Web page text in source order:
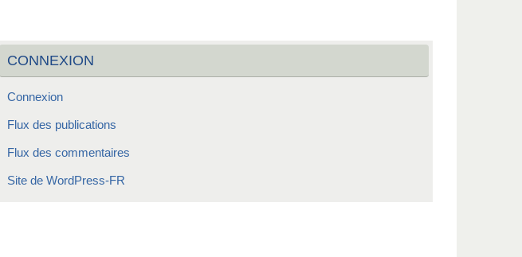
CONNEXION
Connexion
Flux des publications
Flux des commentaires
Site de WordPress-FR